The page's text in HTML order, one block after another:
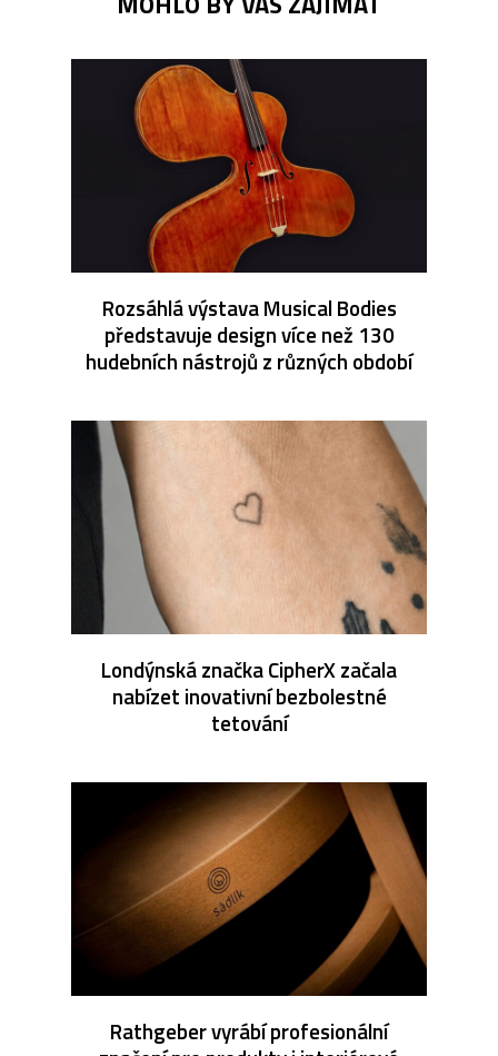
Rozsáhlá výstava Musical Bodies
představuje design více než 130
hudebních nástrojů z různých období
Londýnská značka CipherX začala
nabízet inovativní bezbolestné
tetování
Rathgeber vyrábí profesionální